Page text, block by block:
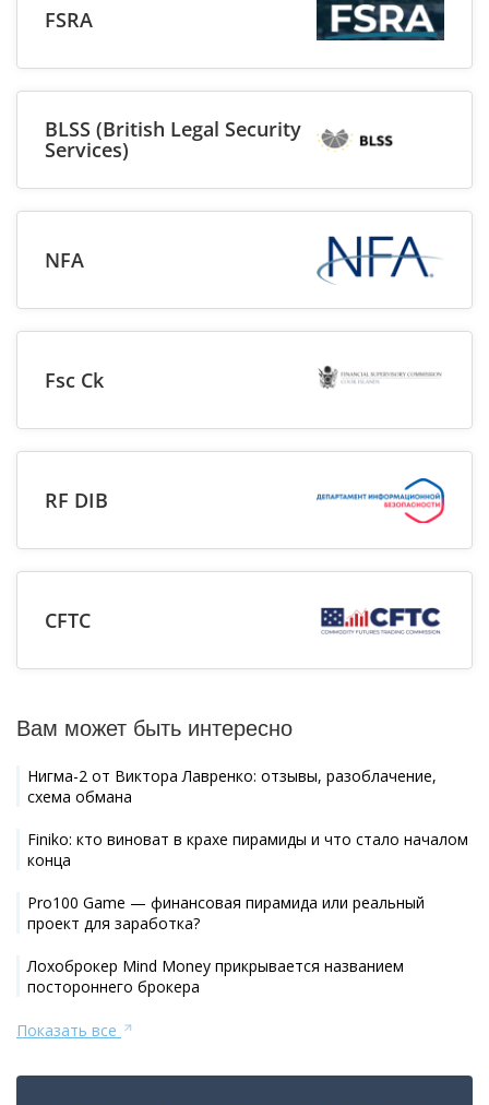
FSRA
BLSS (British Legal Security
Services)
NFA
Fsc Ck
RF DIB
CFTC
Вам может быть интересно
Нигма-2 от Виктора Лавренко: отзывы, разоблачение,
схема обмана
Finiko: кто виноват в крахе пирамиды и что стало началом
конца
Pro100 Game — финансовая пирамида или реальный
проект для заработка?
Лохоброкер Mind Money прикрывается названием
постороннего брокера
Показать все